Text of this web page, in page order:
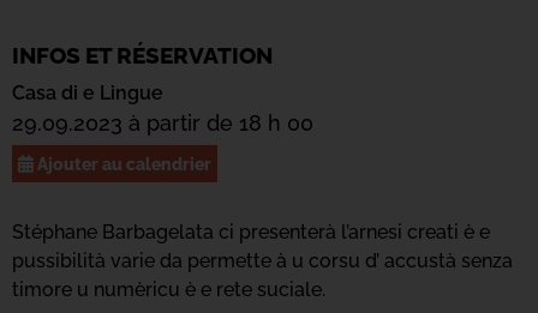
INFOS ET RÉSERVATION
Casa di e Lingue
29.09.2023 à partir de 18 h 00
Ajouter au calendrier
Stéphane Barbagelata ci presenterà l’arnesi creati è e
pussibilità varie da permette à u corsu d’ accustà senza
timore u numèricu è e rete suciale.